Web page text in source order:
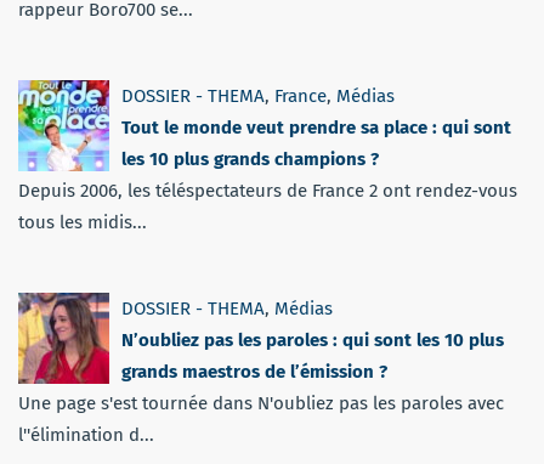
rappeur Boro700 se...
DOSSIER - THEMA, France, Médias
Tout le monde veut prendre sa place : qui sont
les 10 plus grands champions ?
Depuis 2006, les téléspectateurs de France 2 ont rendez-vous
tous les midis...
DOSSIER - THEMA, Médias
N’oubliez pas les paroles : qui sont les 10 plus
grands maestros de l’émission ?
Une page s'est tournée dans N'oubliez pas les paroles avec
l''élimination d...